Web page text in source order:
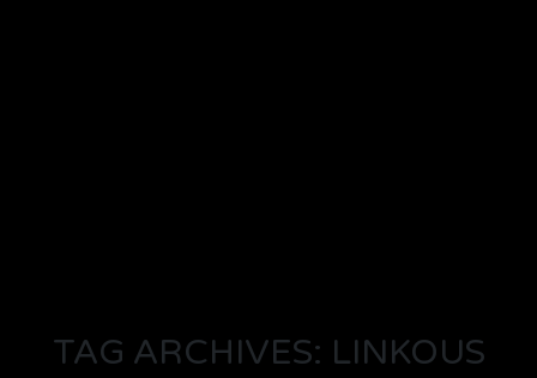
TAG ARCHIVES: LINKOUS